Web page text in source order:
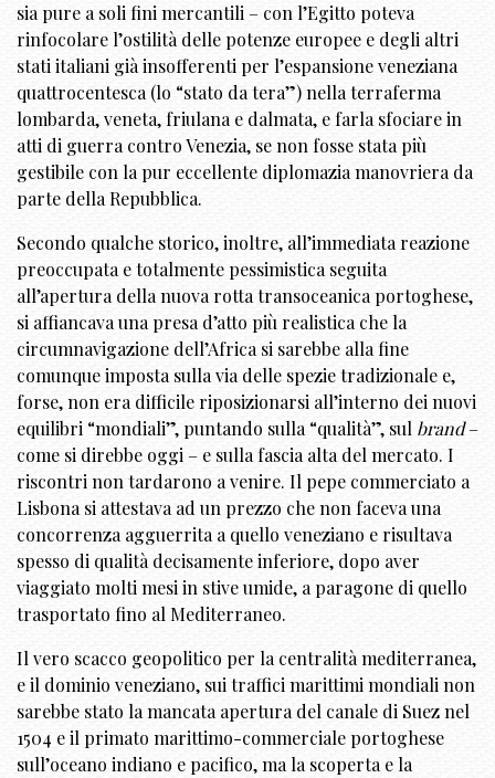
sia pure a soli fini mercantili – con l’Egitto poteva
rinfocolare l’ostilità delle potenze europee e degli altri
stati italiani già insofferenti per l’espansione veneziana
quattrocentesca (lo “stato da tera”) nella terraferma
lombarda, veneta, friulana e dalmata, e farla sfociare in
atti di guerra contro Venezia, se non fosse stata più
gestibile con la pur eccellente diplomazia manovriera da
parte della Repubblica.
Secondo qualche storico, inoltre, all’immediata reazione
preoccupata e totalmente pessimistica seguita
all’apertura della nuova rotta transoceanica portoghese,
si affiancava una presa d’atto più realistica che la
circumnavigazione dell’Africa si sarebbe alla fine
comunque imposta sulla via delle spezie tradizionale e,
forse, non era difficile riposizionarsi all’interno dei nuovi
equilibri “mondiali”, puntando sulla “qualità”, sul brand–
come si direbbe oggi – e sulla fascia alta del mercato. I
riscontri non tardarono a venire. Il pepe commerciato a
Lisbona si attestava ad un prezzo che non faceva una
concorrenza agguerrita a quello veneziano e risultava
spesso di qualità decisamente inferiore, dopo aver
viaggiato molti mesi in stive umide, a paragone di quello
trasportato fino al Mediterraneo.
Il vero scacco geopolitico per la centralità mediterranea,
e il dominio veneziano, sui traffici marittimi mondiali non
sarebbe stato la mancata apertura del canale di Suez nel
1504 e il primato marittimo-commerciale portoghese
sull’oceano indiano e pacifico, ma la scoperta e la